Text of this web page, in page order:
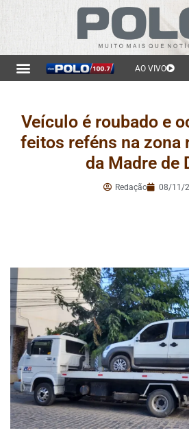
AO VIVO
Veículo é roubado e
feitos reféns na zona
da Madre de
Redação 08/11/